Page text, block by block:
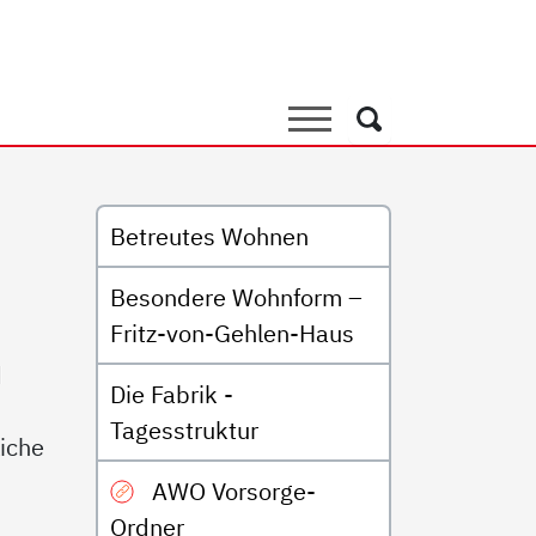
Suche
Suche
Untermenü
Betreutes Wohnen
Besondere Wohnform –
Fritz-von-Gehlen-Haus
Die Fabrik -
Tagesstruktur
AWO Vorsorge-
Ordner